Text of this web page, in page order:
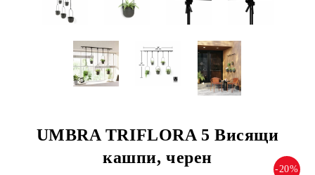
UMBRA TRIFLORA 5 Висящи
кашпи, черен
-20%